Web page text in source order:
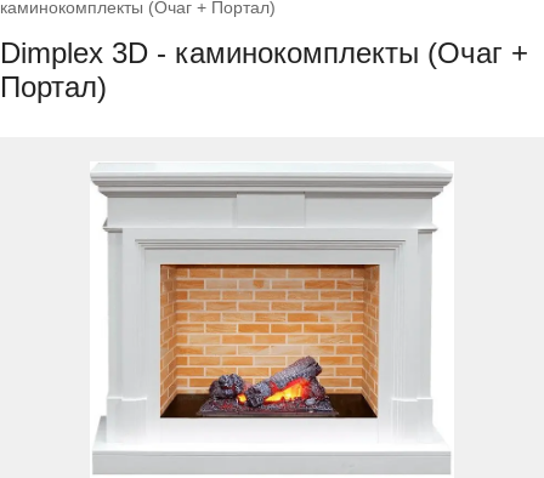
каминокомплекты (Очаг + Портал)
Dimplex 3D - каминокомплекты (Очаг +
Портал)